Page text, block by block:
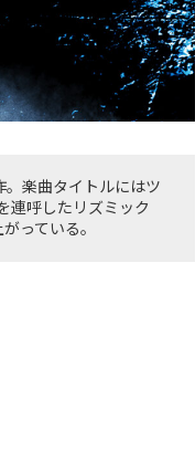
。楽曲タイトルにはツ
連呼したリズミック
っている。